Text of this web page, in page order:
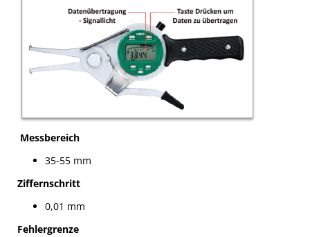
Messbereich
35-55 mm
Ziffernschritt
0,01 mm
Fehlergrenze